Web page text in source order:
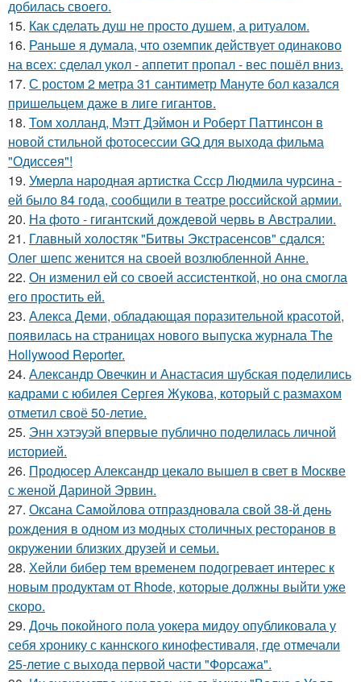
добилась своего.
15. Как сделать душ не просто душем, а ритуалом.
16. Раньше я думала, что оземпик действует одинаково
на всех: сделал укол - аппетит пропал - вес пошёл вниз.
17. С ростом 2 метра 31 сантиметр Мануте бол казался
пришельцем даже в лиге гигантов.
18. Том холланд, Мэтт Дэймон и Роберт Паттинсон в
новой стильной фотосессии GQ для выхода фильма
"Одиссея"!
19. Умерла народная артистка Ссср Людмила чурсина -
ей было 84 года, сообщили в театре российской армии.
20. На фото - гигантский дождевой червь в Австралии.
21. Главный холостяк "Битвы Экстрасенсов" сдался:
Олег шепс женится на своей возлюбленной Анне.
22. Он изменил ей со своей ассистенткой, но она смогла
его простить ей.
23. Алекса Деми, обладающая поразительной красотой,
появилась на страницах нового выпуска журнала The
Hollywood Reporter.
24. Александр Овечкин и Анастасия шубская поделились
кадрами с юбилея Сергея Жукова, который с размахом
отметил своё 50-летие.
25. Энн хэтэуэй впервые публично поделилась личной
историей.
26. Продюсер Александр цекало вышел в свет в Москве
с женой Дариной Эрвин.
27. Оксана Самойлова отпраздновала свой 38-й день
рождения в одном из модных столичных ресторанов в
окружении близких друзей и семьи.
28. Хейли бибер тем временем подогревает интерес к
новым продуктам от Rhode, которые должны выйти уже
скоро.
29. Дочь покойного пола уокера мидоу опубликовала у
себя хронику с каннского кинофестиваля, где отмечали
25-летие с выхода первой части "Форсажа".